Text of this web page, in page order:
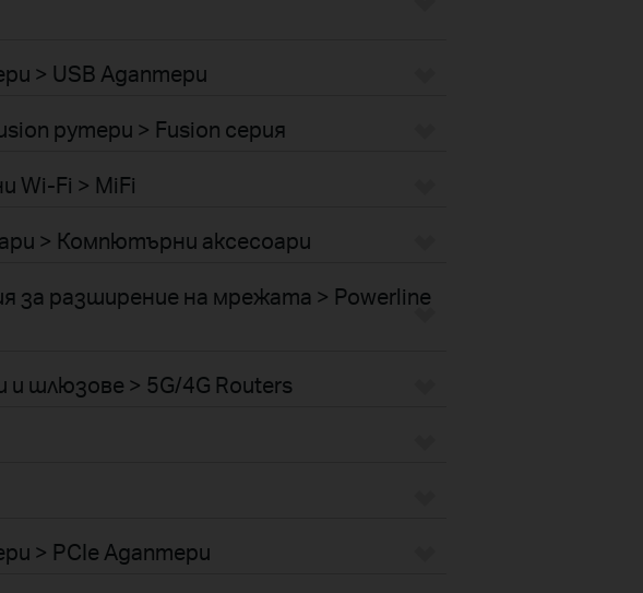
> USB Адаптери
рутери > Fusion серия
Fi > MiFi
> Компютърни аксесоари
разширение на мрежата > Powerline
шлюзове > 5G/4G Routers
> PCIe Адаптери